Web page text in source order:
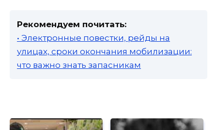
Рекомендуем почитать:
• Электронные повестки, рейды на
улицах, сроки окончания мобилизации:
что важно знать запасникам